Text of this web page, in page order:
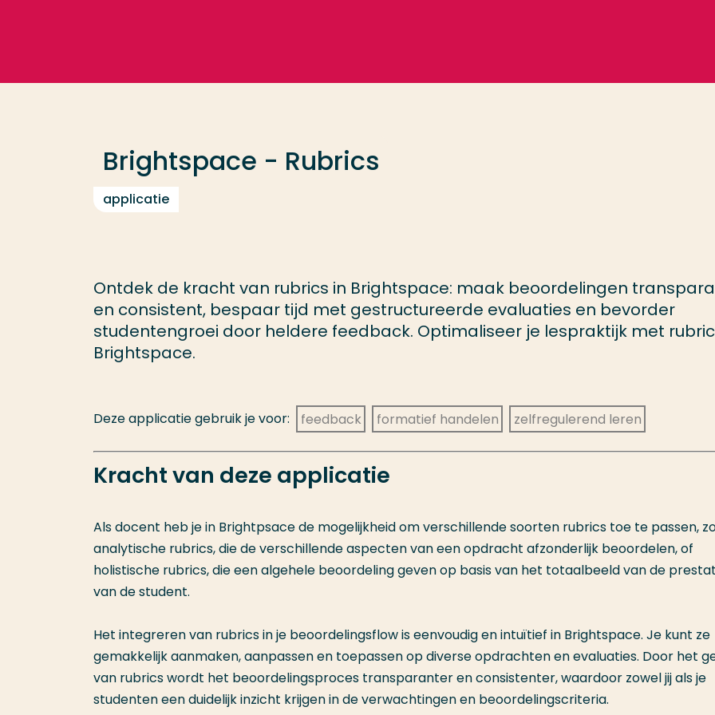
Brightspace - Rubrics
applicatie
Ontdek de kracht van rubrics in Brightspace: maak beoordelingen
en consistent, bespaar tijd met gestructureerde evaluaties en bevorder
studentengroei door heldere feedback. Optimaliseer je lespraktijk met
Brightspace.
Deze applicatie gebruik je voor: feedback formatief handelen zelfregulerend leren
Kracht van deze applicatie
Als docent heb je in Brightpsace de mogelijkheid om verschillende soorten rubrics toe te passen,
analytische rubrics, die de verschillende aspecten van een opdracht afzonderlijk beoordelen, of
holistische rubrics, die een algehele beoordeling geven op basis van het totaalbeeld van de
van de student.
Het integreren van rubrics in je beoordelingsflow is eenvoudig en intuïtief in Brightspace. Je kunt ze
gemakkelijk aanmaken, aanpassen en toepassen op diverse opdrachten en evaluaties. Door het
van rubrics wordt het beoordelingsproces transparanter en consistenter, waardoor zowel jij als je
studenten een duidelijk inzicht krijgen in de verwachtingen en beoordelingscriteria.
Opleiding
Contact